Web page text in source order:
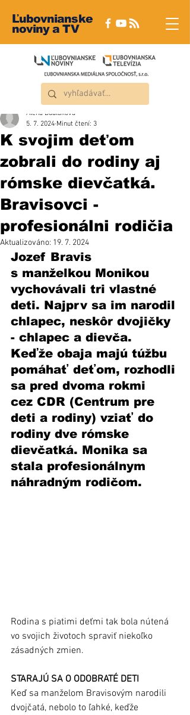
Ľubovnianske
noviny a TV
K svojim deťom
zobrali do rodiny aj
rómske dievčatká.
Bravisovci -
profesionálni rodičia
Alena Dudláková
5. 7. 2024 Minut čtení: 3
Aktualizováno: 19. 7. 2024
Jozef Bravis
s manželkou Monikou
vychovávali tri vlastné
deti. Najprv sa im narodil
chlapec, neskôr dvojičky
- chlapec a dievča.
Keďže obaja majú túžbu
pomáhať deťom, rozhodli
sa pred dvoma rokmi
cez CDR (Centrum pre
deti a rodiny) vziať do
rodiny dve rómske
dievčatká. Monika sa
stala profesionálnym
náhradným rodičom.
Rodina s piatimi deťmi tak bola nútená
vo svojich životoch spraviť niekoľko
zásadných zmien.
STARAJÚ SA O ODOBRATÉ DETI
Keď sa manželom Bravisovým narodili
dvojčatá, nebolo to ľahké, keďže